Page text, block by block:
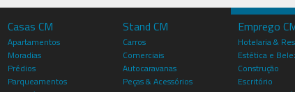
Casas CM
Apartamentos
Moradias
Prédios
Parqueamentos
Stand CM
Carros
Comerciais
Autocaravanas
Peças & Acessórios
Emprego
Hotelaria &
Estética e
Construção
Escritório